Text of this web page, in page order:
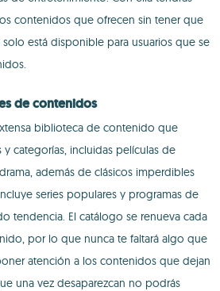
contenidos que ofrecen sin tener que
solo está disponible para usuarios que se
de contenidos
biblioteca de contenido que
categorías, incluidas películas de
además de clásicos imperdibles
series populares y programas de
tendencia. El catálogo se renueva cada
por lo que nunca te faltará algo que
atención a los contenidos que dejan
una vez desaparezcan no podrás